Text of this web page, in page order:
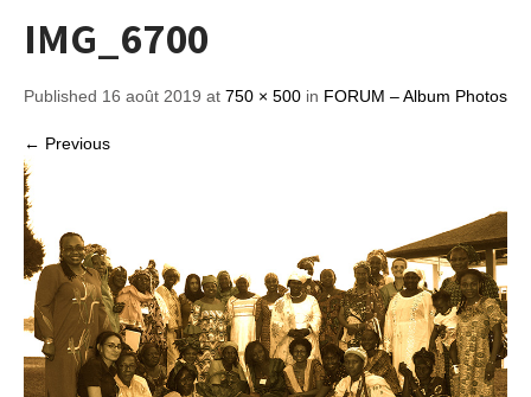
IMG_6700
Published 16 août 2019 at 750 × 500 in FORUM – Album Photos
← Previous